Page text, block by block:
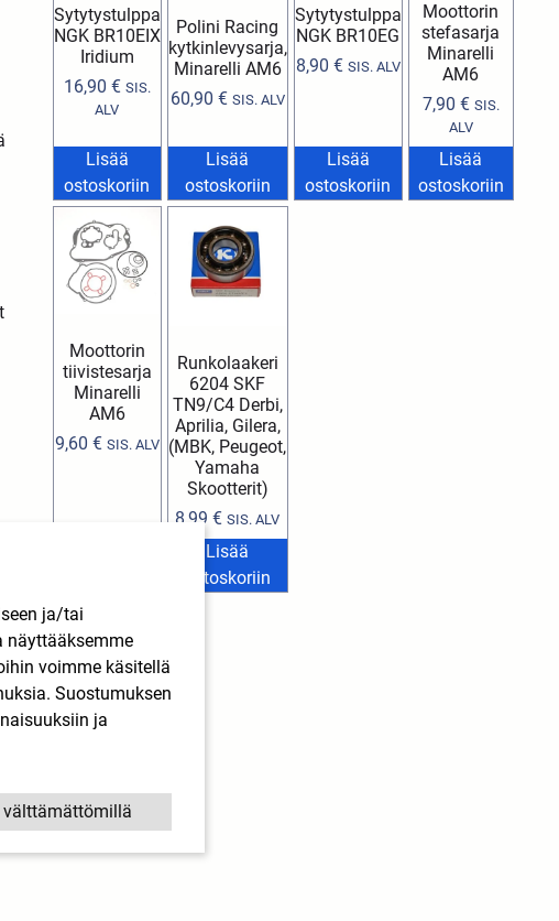
Sytytystulppa
NGK BR10EIX
Iridium
16,90 € SIS.
ALV
Lisää
ostoskoriin
Polini Racing
kytkinlevysarja,
Minarelli AM6
60,90 € SIS. ALV
Lisää
ostoskoriin
Sytytystulppa
NGK BR10EG
8,90 € SIS. ALV
Lisää
ostoskoriin
Moottorin
stefasarja
Minarelli
AM6
7,90 € SIS.
ALV
Lisää
ostoskoriin
Moottorin
tiivistesarja
Minarelli
AM6
9,60 € SIS. ALV
Runkolaakeri
6204 SKF
TN9/C4 Derbi,
Aprilia, Gilera,
(MBK, Peugeot,
Yamaha
Skootterit)
8,99€ SIS. ALV
Lisää
ostoskoriin
ja/tai
näyttääksemme
voimme käsitellä
Suostumuksen
ja